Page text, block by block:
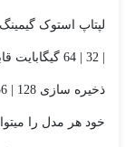
| 32 | 64
خود هر مدل را